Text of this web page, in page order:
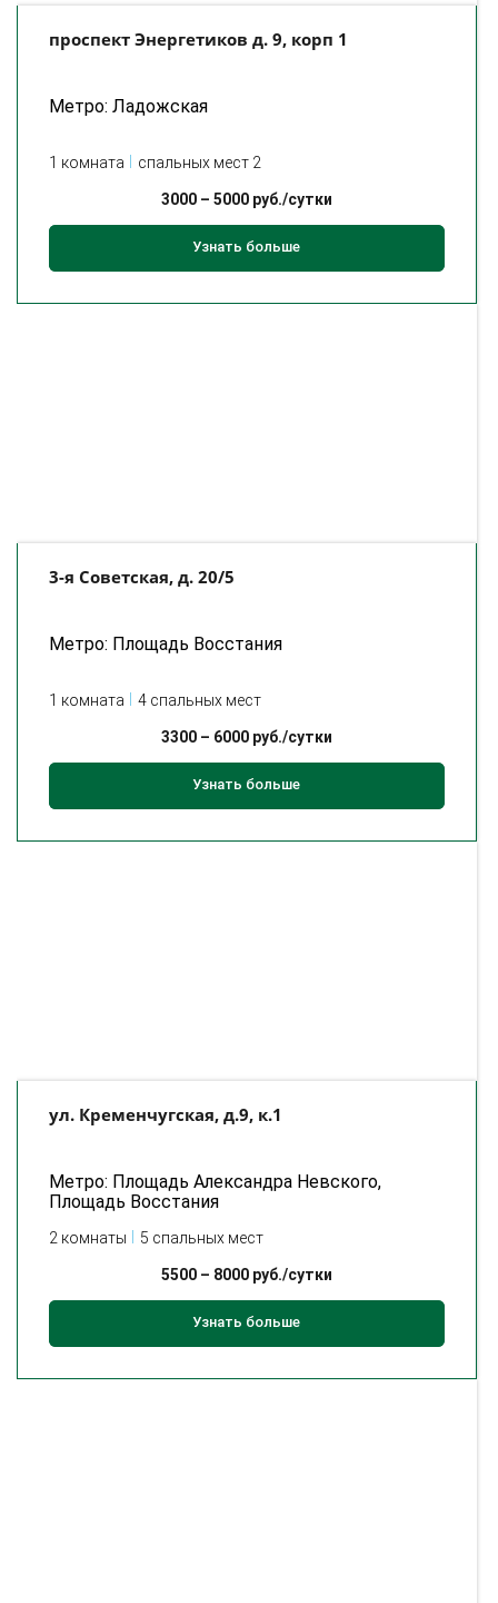
проспект Энергетиков д. 9, корп 1
Метро: Ладожская
1 комната спальных мест 2
3000– 5000руб./сутки
Узнать больше
3-я Советская, д. 20/5
Метро: Площадь Восстания
1 комната 4 спальных мест
3300– 6000руб./сутки
Узнать больше
ул. Кременчугская, д.9, к.1
Метро: Площадь Александра Невского,
Площадь Восстания
2 комнаты 5 спальных мест
5500– 8000руб./сутки
Узнать больше